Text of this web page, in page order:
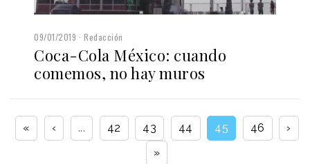
09/01/2019 Redacción
Coca-Cola México: cuando
comemos, no hay muros
« ‹ ... 42 43 44 45 46
›
»